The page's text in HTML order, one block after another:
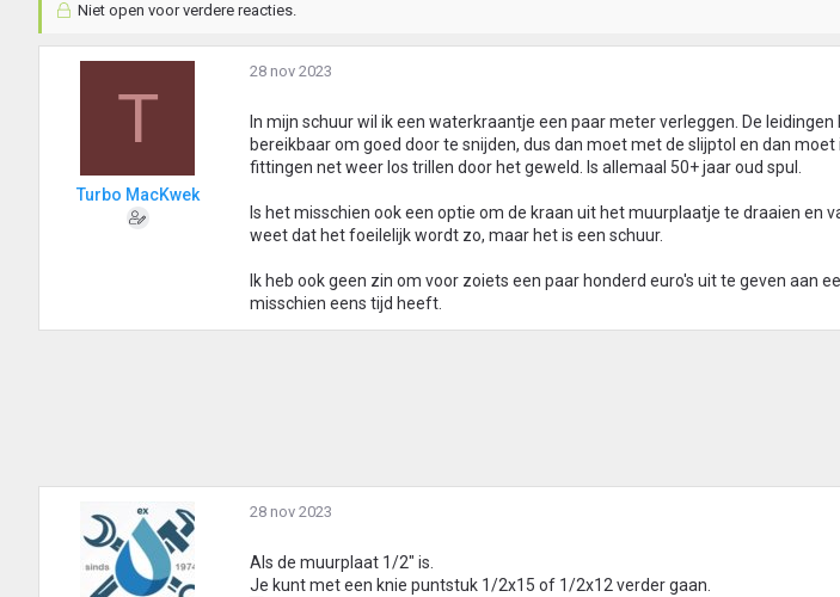
Niet open voor verdere reacties.
T
Turbo MacKwek
28 nov 2023
In mijn schuur wil ik een waterkraantje een paar meter verleggen. De
bereikbaar om goed door te snijden, dus dan moet met de slijptol en dan
fittingen net weer los trillen door het geweld. Is allemaal 50+ jaar oud spul.
Is het misschien ook een optie om de kraan uit het muurplaatje te draaien en
weet dat het foeilelijk wordt zo, maar het is een schuur.
Ik heb ook geen zin om voor zoiets een paar honderd euro's uit te geven aan
misschien eens tijd heeft.
28 nov 2023
Als de muurplaat 1/2" is.
Je kunt met een knie puntstuk 1/2x15 of 1/2x12 verder gaan.